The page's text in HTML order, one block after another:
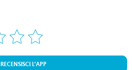
RECENSISCI L’APP